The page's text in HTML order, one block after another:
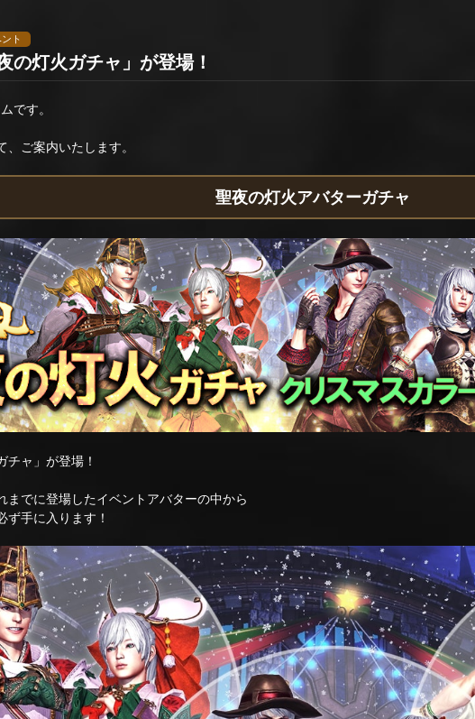
ト
の灯火ガチャ」が登場！
です。
ご案内いたします。
聖夜の灯火アバターガチャ
チャ」が登場！
までに登場したイベントアバターの中から
ず手に入ります！